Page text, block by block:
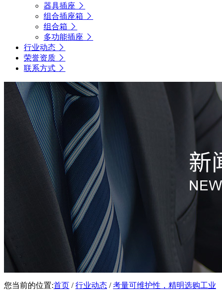
器具插座
组合插座箱
组合箱
多功能插座
行业动态
荣誉资质
联系方式
您当前的位置:首页 /行业动态 /考量可维护性，精明选购工业